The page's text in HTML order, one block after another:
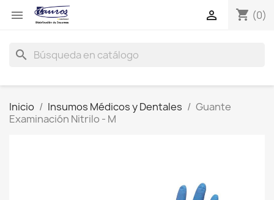
 shopping_cart (0)

search
Inicio Insumos Médicos y Dentales
Guante
Examinación Nitrilo - M